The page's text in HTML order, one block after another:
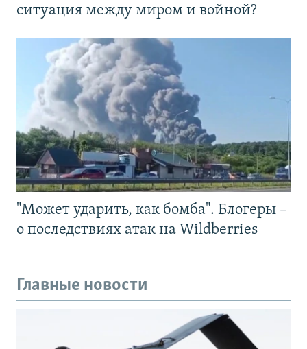
ситуация между миром и войной?
"Может ударить, как бомба". Блогеры –
о последствиях атак на Wildberries
Главные новости